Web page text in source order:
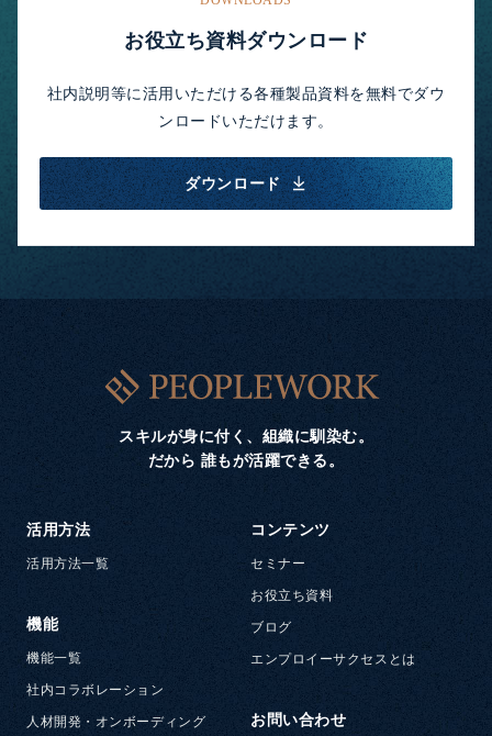
お役立ち資料ダウンロード
社内説明等に活用いただける各種製品資料を無料でダウ
ンロードいただけます。
ダウンロード
スキルが身に付く、組織に馴染む。
だから 誰もが活躍できる。
活用方法
活用方法一覧
機能
機能一覧
社内コラボレーション
人材開発・オンボーディング
コンテンツ
セミナー
お役立ち資料
ブログ
エンプロイーサクセスとは
お問い合わせ